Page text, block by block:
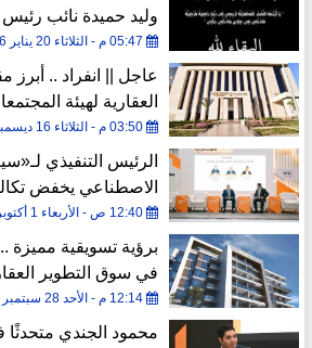
وليد حميدة نائب رئيس
05:47 م - الثلاثاء 20 يناير 2026
عاجل || انفراد .. أبرز
العقارية لهيئة
03:50 م - الثلاثاء 16 ديسمبر 2025
الرئيس التنفيذي
الاصطناعي يخفض
المشروعات العقارية
12:40 ص - الأربعاء 1 أكتوبر 2025
برؤية تسويقية مميزة
في سوق التطوير
12:14 م - الأحد 28 سبتمبر 2025
محمود الجندي